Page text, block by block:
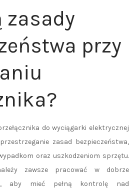
zasady
przy
do wyciągarki elektrycznej
zasad bezpieczeństwa,
oraz uszkodzeniom sprzętu.
zawsze pracować w dobrze
aby mieć pełną kontrolę nad